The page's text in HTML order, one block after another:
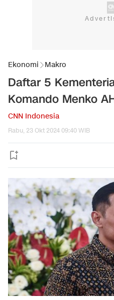
Ekonomi Makro
Daftar 5
Komando Menko
CNN Indonesia
Rabu, 23 Okt 2024 09:40 WIB